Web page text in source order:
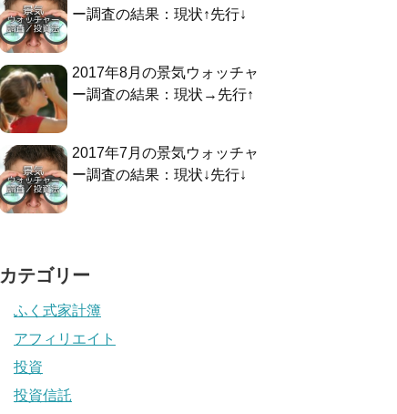
ー調査の結果：現状↑先行↓
2017年8月の景気ウォッチャ
ー調査の結果：現状→先行↑
2017年7月の景気ウォッチャ
ー調査の結果：現状↓先行↓
カテゴリー
ふく式家計簿
アフィリエイト
投資
投資信託